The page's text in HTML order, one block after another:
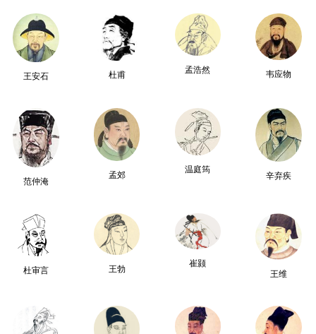
王安石 杜甫
孟浩然 韦应物
范仲淹
孟郊
温庭筠
辛弃疾
杜审言 王勃
崔颢
王维